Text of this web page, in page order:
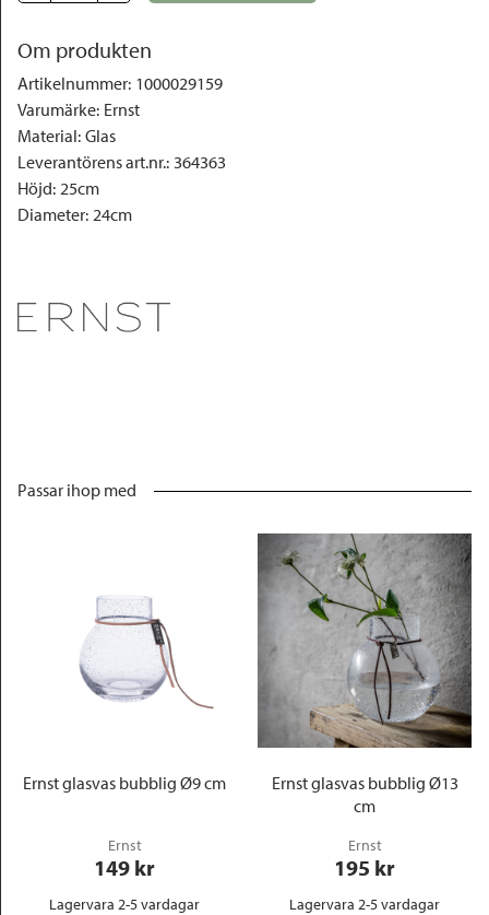
Om produkten
Artikelnummer: 1000029159
Varumärke: Ernst
Material: Glas
Leverantörens art.nr.: 364363
Höjd: 25cm
Diameter: 24cm
Passar ihop med
Ernst glasvas bubblig Ø9 cm
Ernst
149 kr
Lagervara 2-5 vardagar
Ernst glasvas bubblig Ø13
cm
Ernst
195 kr
Lagervara 2-5 vardagar